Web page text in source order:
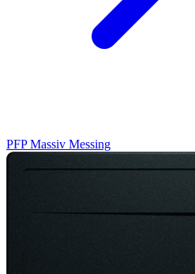
PFPMassiv Messing